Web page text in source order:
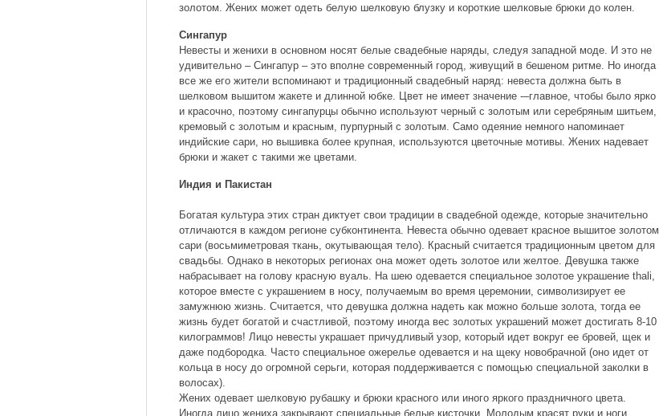
золотом. Жених может одеть белую шелковую блузку и короткие шелковые брюки до колен.
Сингапур
Невесты и женихи в основном носят белые свадебные наряды, следуя западной моде. И это не
удивительно – Сингапур – это вполне современный город, живущий в бешеном ритме. Но иногда
все же его жители вспоминают и традиционный свадебный наряд: невеста должна быть в
шелковом вышитом жакете и длинной юбке. Цвет не имеет значение -–главное, чтобы было ярко
и красочно, поэтому сингапурцы обычно используют черный с золотым или серебряным шитьем,
кремовый с золотым и красным, пурпурный с золотым. Само одеяние немного напоминает
индийские сари, но вышивка более крупная, используются цветочные мотивы. Жених надевает
брюки и жакет с такими же цветами.
Индия и Пакистан
Богатая культура этих стран диктует свои традиции в свадебной одежде, которые значительно
отличаются в каждом регионе субконтинента. Невеста обычно одевает красное вышитое золотом
сари (восьмиметровая ткань, окутывающая тело). Красный считается традиционным цветом для
свадьбы. Однако в некоторых регионах она может одеть золотое или желтое. Девушка также
набрасывает на голову красную вуаль. На шею одевается специальное золотое украшение thali,
которое вместе с украшением в носу, получаемым во время церемонии, символизирует ее
замужнюю жизнь. Считается, что девушка должна надеть как можно больше золота, тогда ее
жизнь будет богатой и счастливой, поэтому иногда вес золотых украшений может достигать 8-10
килограммов! Лицо невесты украшает причудливый узор, который идет вокруг ее бровей, щек и
даже подбородка. Часто специальное ожерелье одевается и на щеку новобрачной (оно идет от
кольца в носу до огромной серьги, которая поддерживается с помощью специальной заколки в
волосах).
Жених одевает шелковую рубашку и брюки красного или иного яркого праздничного цвета.
Иногда лицо жениха закрывают специальные белые кисточки. Молодым красят руки и ноги